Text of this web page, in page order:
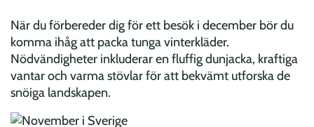
När du förbereder dig för ett besök i december bör du
komma ihåg att packa tunga vinterkläder.
Nödvändigheter inkluderar en fluffig dunjacka, kraftiga
vantar och varma stövlar för att bekvämt utforska de
snöiga landskapen.